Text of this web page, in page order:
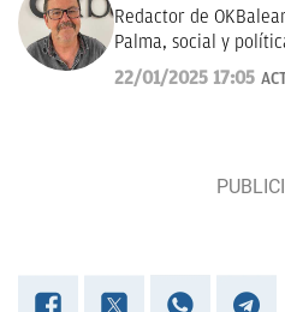
Redactor de
Palma, social y
MUNDO/ Baleares
22/01/2025 17:05